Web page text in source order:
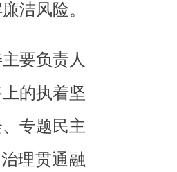
洁风险。
要负责人
的执着坚
专题民主
理贯通融